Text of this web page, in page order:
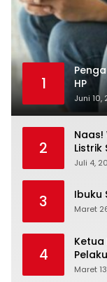
1
HP
Juni 10,
2
Listrik
Juli 4,
3 Ibuku
Maret
4
Ketua
Maret